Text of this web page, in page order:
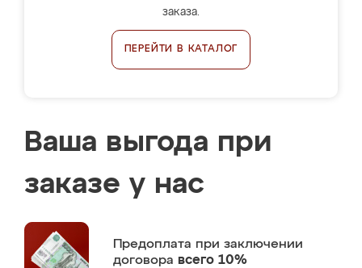
заказа.
ПЕРЕЙТИ В КАТАЛОГ
Ваша выгода при
заказе у нас
Предоплата при заключении
договора всего 10%